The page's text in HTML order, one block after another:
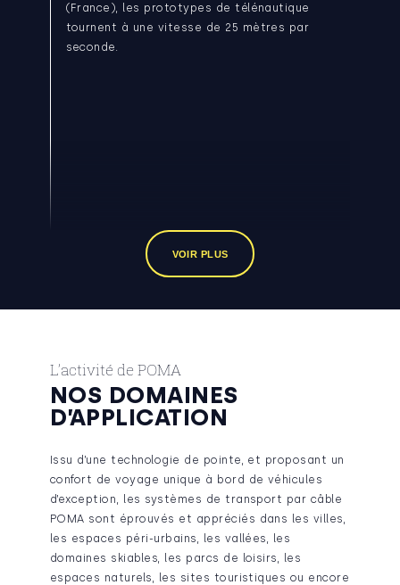
(France), les prototypes de télénautique
tournent à une vitesse de 25 mètres par
seconde.
VOIR PLUS
L’activité de POMA
NOS DOMAINES
D’APPLICATION
Issu d’une technologie de pointe, et proposant un
confort de voyage unique à bord de véhicules
d’exception, les systèmes de transport par câble
POMA sont éprouvés et appréciés dans les villes,
les espaces péri-urbains, les vallées, les
domaines skiables, les parcs de loisirs, les
espaces naturels, les sites touristiques ou encore